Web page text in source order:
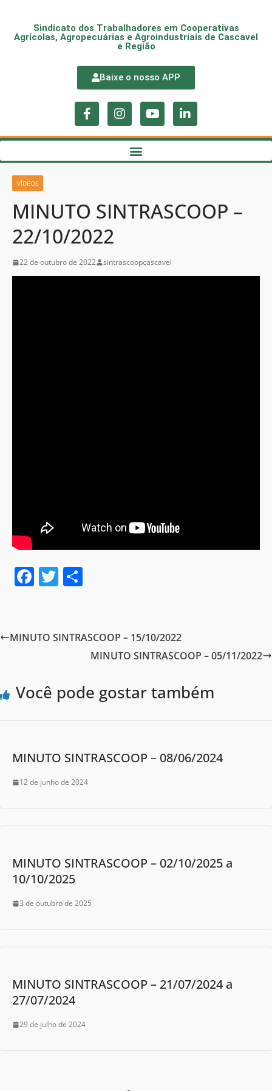
Sindicato dos Trabalhadores em Cooperativas
Agrícolas, Agropecuárias e Agroindustriais de Cascavel
e Região
Baixe o nosso APP
VÍDEOS
MINUTO SINTRASCOOP –
22/10/2022
22 de outubro de 2022 sintrascoopcascavel
F
e
o
T
er e
MINUTO SINTRASCOOP – 15/10/2022
MINUTO SINTRASCOOP – 05/11/2022
Você pode gostar também
MINUTO SINTRASCOOP – 08/06/2024
12 de junho de 2024
MINUTO SINTRASCOOP – 02/10/2025 a
10/10/2025
3 de outubro de 2025
MINUTO SINTRASCOOP – 21/07/2024 a
27/07/2024
29 de julho de 2024